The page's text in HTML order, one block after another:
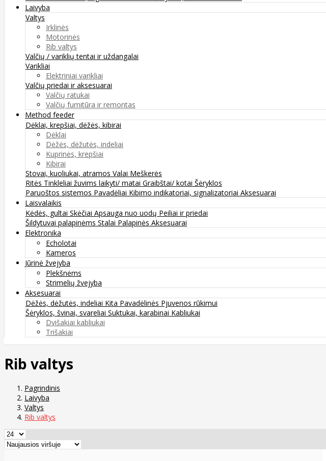
Laivyba
Valtys
Irklinės
Motorinės
Rib valtys
Valčių / variklių tentai ir uždangalai
Varikliai
Elektriniai varikliai
Valčių priedai ir aksesuarai
Valčių ratukai
Valčių furnitūra ir remontas
Method feeder
Dėklai, krepšiai, dėžės, kibirai
Dėklai
Dėžės, dėžutės, indeliai
Kuprinės, krepšiai
Kibirai
Stovai, kuoliukai, atramos Valai Meškerės
Ritės Tinkleliai žuvims laikyti/ matai Graibštai/ kotai Šėryklos
Paruoštos sistemos Pavadėliai Kibimo indikatoriai, signalizatoriai Aksesuarai
Laisvalaikis
Kėdės, gultai Skėčiai Apsauga nuo uodų Peiliai ir priedai
Šildytuvai palapinėms Stalai Palapinės Aksesuarai
Elektronika
Echolotai
Kameros
Jūrinė žvejyba
Plekšnėms
Strimelių žvejyba
Aksesuarai
Dėžės, dėžutės, indeliai Kita Pavadėlinės Pjuvenos rūkimui
Šėryklos, švinai, svareliai Suktukai, karabinai Kabliukai
Dvišakiai kabliukai
Trišakiai
Rib valtys
Pagrindinis
Laivyba
Valtys
Rib valtys